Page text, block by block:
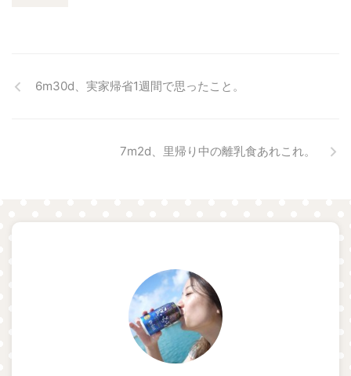
6m30d、実家帰省1週間で思ったこと。
7m2d、里帰り中の離乳食あれこれ。